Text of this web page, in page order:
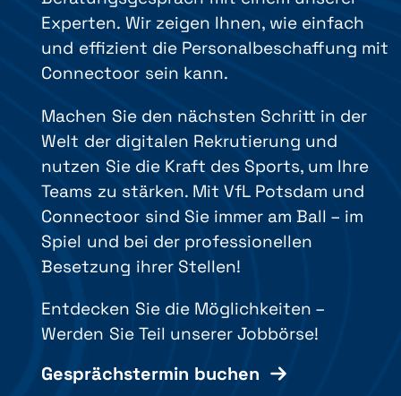
Experten. Wir zeigen Ihnen, wie einfach
und effizient die Personalbeschaffung mit
Connectoor sein kann.
Machen Sie den nächsten Schritt in der
Welt der digitalen Rekrutierung und
nutzen Sie die Kraft des Sports, um Ihre
Teams zu stärken. Mit VfL Potsdam und
Connectoor sind Sie immer am Ball – im
Spiel und bei der professionellen
Besetzung ihrer Stellen!
Entdecken Sie die Möglichkeiten –
Werden Sie Teil unserer Jobbörse!
Gesprächstermin buchen